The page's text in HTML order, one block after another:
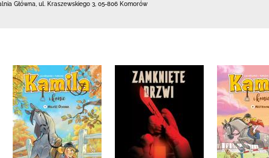
Główna, ul. Kraszewskiego 3 05-806 Komorów